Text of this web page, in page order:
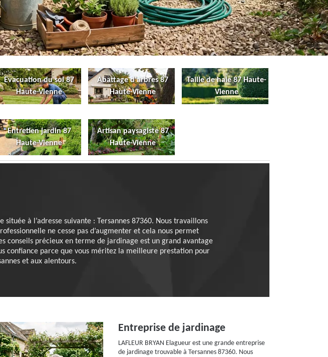
Evacuation du sol 87
Haute-Vienne
Abattage d'arbres 87
Haute-Vienne
Taille de haie 87 Haute-
Vienne
Entretien jardin 87
Haute-Vienne
Artisan paysagiste 87
Haute-Vienne
à l’adresse suivante : Tersannes 87360. Nous travaillons
ne cesse pas d’augmenter et cela nous permet
précieux en terme de jardinage est un grand avantage
confiance parce que vous méritez la meilleure prestation pour
et aux alentours.
Entreprise de jardinage
LAFLEUR BRYAN Elagueur est une grande entreprise
de jardinage trouvable à Tersannes 87360. Nous